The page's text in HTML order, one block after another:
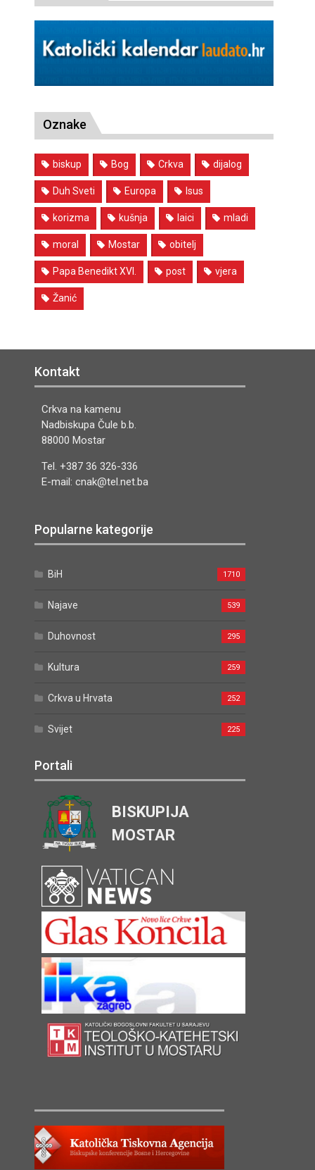
Oznake
biskup Bog Crkva dijalog
Duh Sveti Europa Isus
korizma kušnja laici mladi
moral Mostar obitelj
Papa Benedikt XVI. post vjera
Žanić
Kontakt
Crkva na kamenu
Nadbiskupa Čule b.b.
88000 Mostar
Tel. +387 36 326-336
E-mail: cnak@tel.net.ba
Popularne kategorije
BiH 1710
Najave 539
Duhovnost 295
Kultura 259
Crkva u Hrvata 252
Svijet 225
Portali
BISKUPIJA
MOSTAR